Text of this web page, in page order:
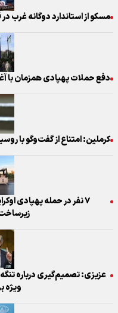
مسکو از استاندارد دوگانه غرب
دفع حملات پهپادی همزمان با
کرملین: امتناع از گفت‌وگو با
۷ نفر در حمله پهپادی
عزیزی: تصمیم‌گیری درباره
ویژه